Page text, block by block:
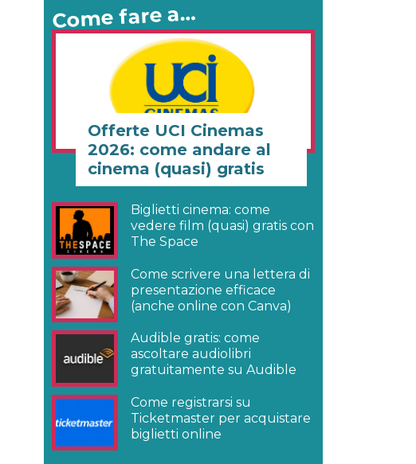
Come fare a…
Offerte UCI Cinemas
2026: come andare al
cinema (quasi) gratis
Biglietti cinema: come
vedere film (quasi) gratis con
The Space
Come scrivere una lettera di
presentazione efficace
(anche online con Canva)
Audible gratis: come
ascoltare audiolibri
gratuitamente su Audible
Come registrarsi su
Ticketmaster per acquistare
biglietti online